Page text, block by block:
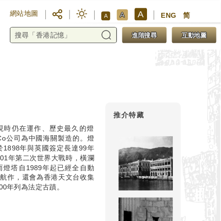
網站地圖 A A A ENG 简
進階搜尋 互動地圖
時仍在運作、歷史最久的燈
公司為中國海關製造的。燈
1898年與英國簽定長達99年
年第二次世界大戰時，橫瀾
塔自1989年起已經全自動
作，還會為香港天文台收集
年列為法定古蹟。
推介特藏